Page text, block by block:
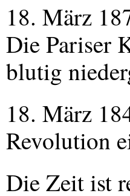
18. März
Die Pariser
blutig
18. März
Revolution
Die Zeit ist